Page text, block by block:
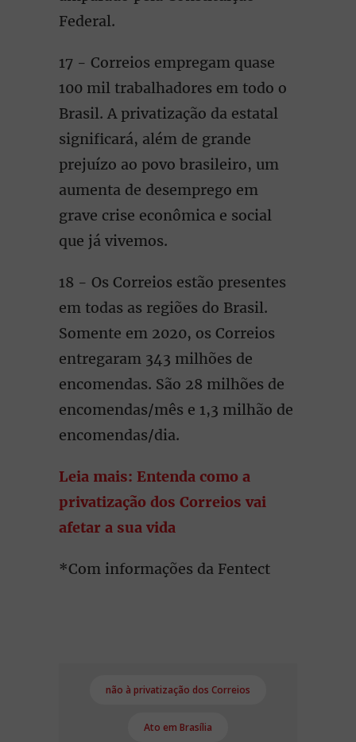
Federal.
17 - Correios empregam quase
100 mil trabalhadores em todo o
Brasil. A privatização da estatal
significará, além de grande
prejuízo ao povo brasileiro, um
aumenta de desemprego em
grave crise econômica e social
que já vivemos.
18 - Os Correios estão presentes
em todas as regiões do Brasil.
Somente em 2020, os Correios
entregaram 343 milhões de
encomendas. São 28 milhões de
encomendas/mês e 1,3 milhão de
encomendas/dia.
Leia mais: Entenda como a
privatização dos Correios vai
afetar a sua vida
*Com informações da Fentect
não à privatização dos Correios
Ato em Brasília